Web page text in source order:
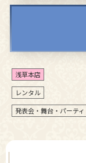
浅草本店
レンタル
発表会・舞台・パーティ